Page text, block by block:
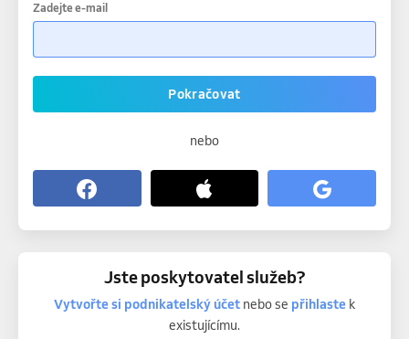
Zadejte e-mail
Pokračovat
nebo
Jste poskytovatel služeb?
Vytvořte si podnikatelský účetnebo se přihlastek
existujícímu.